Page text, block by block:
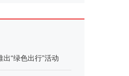
“绿色出行”活动